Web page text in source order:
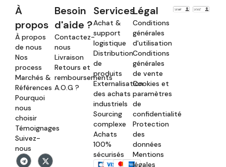
À
propos
À propos
de nous
Nos
process
Marchés &
Références
Pourquoi
nous
choisir
Témoignages
Suivez-
nous
Besoin
d'aide ?
Contactez-
nous
Livraison
Retours et
remboursements
A.O.G ?
Services
Achat &
support
logistique
Distribution
de
produits
Externalisation
des achats
industriels
Sourcing
complexe
Achats
100%
sécurisés
Légal
Conditions
générales
d'utilisation
Conditions
générales
de vente
Cookies et
paramètres
de
confidentialité
Protection
des
données
Mentions
légales